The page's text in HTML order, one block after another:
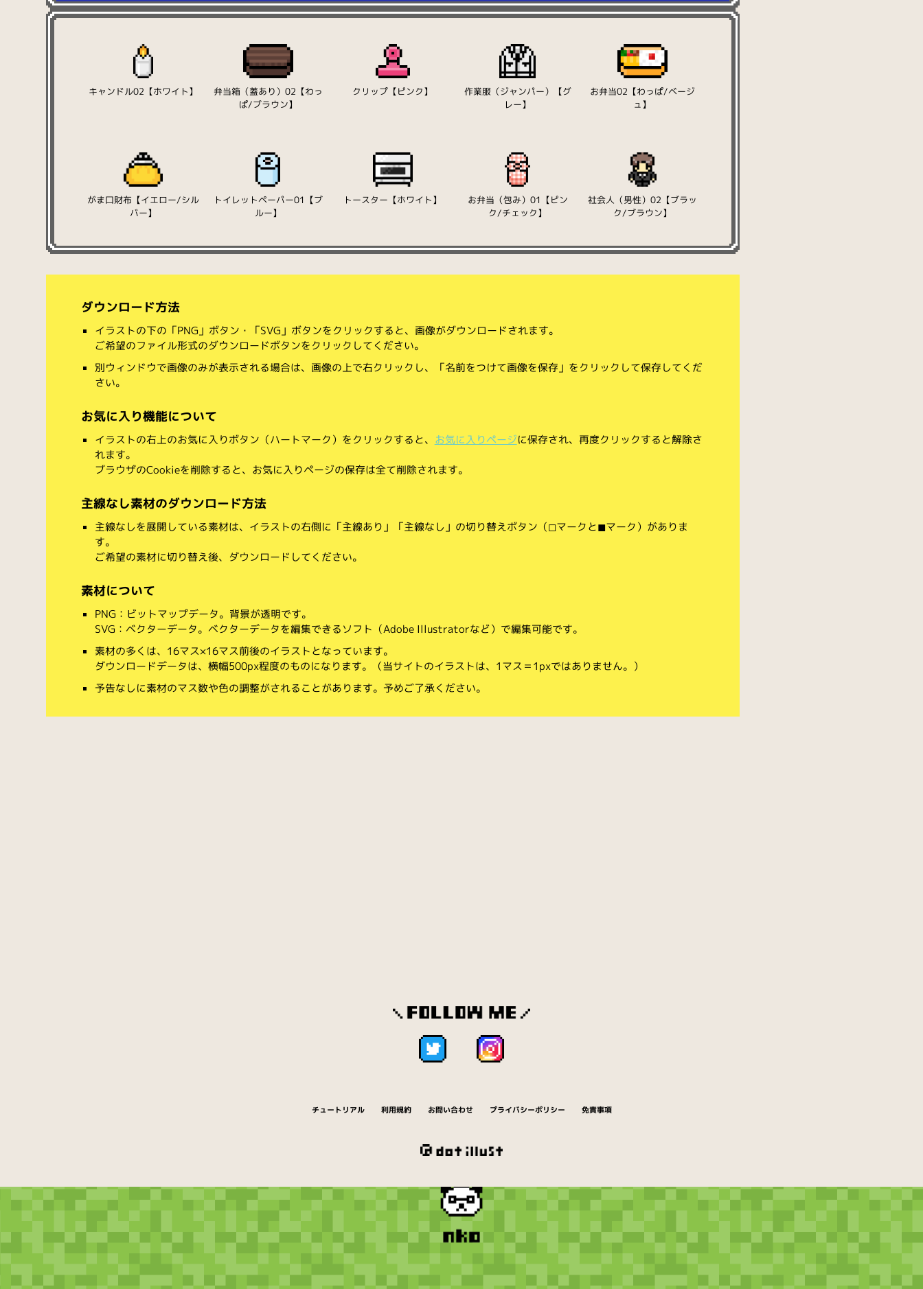
キャンドル02【ホワイト】
弁当箱（蓋あり）02【わっ
ぱ/ブラウン】
クリップ【ピンク】
作業服（ジャンパー）【グ
レー】
お弁当02【わっぱ/ベージ
ュ】
がま口財布【イエロー/シル
バー】
トイレットペーパー01【ブ
ルー】
トースター【ホワイト】
お弁当（包み）01【ピン
ク/チェック】
社会人（男性）02【ブラッ
ク/ブラウン】
ダウンロード方法
イラストの下の「PNG」ボタン・「SVG」ボタンをクリックすると、画像がダウンロードされます。
ご希望のファイル形式のダウンロードボタンをクリックしてください。
別ウィンドウで画像のみが表示される場合は、画像の上で右クリックし、「名前をつけて画像を保存」をクリックして保存してくだ
さい。
お気に入り機能について
イラストの右上のお気に入りボタン（ハートマーク）をクリックすると、 お気に入りページに保存され、再度クリックすると解除さ
れます。
ブラウザのCookieを削除すると、お気に入りページの保存は全て削除されます。
主線なし素材のダウンロード方法
主線なしを展開している素材は、イラストの右側に「主線あり」「主線なし」の切り替えボタン（◻︎マークと◼︎マーク）がありま
す。
ご希望の素材に切り替え後、ダウンロードしてください。
素材について
PNG：ビットマップデータ。背景が透明です。
SVG：ベクターデータ。ベクターデータを編集できるソフト（Adobe Illustratorなど）で編集可能です。
素材の多くは、16マス×16マス前後のイラストとなっています。
ダウンロードデータは、横幅500px程度のものになります。（当サイトのイラストは、1マス＝1pxではありません。）
予告なしに素材のマス数や色の調整がされることがあります。予めご了承ください。
チュートリアル 利用規約 お問い合わせ プライバシーポリシー 免責事項